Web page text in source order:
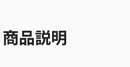
商品説明